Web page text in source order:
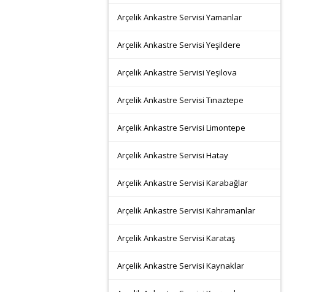
Arçelik Ankastre Servisi Yamanlar
Arçelik Ankastre Servisi Yeşildere
Arçelik Ankastre Servisi Yeşilova
Arçelik Ankastre Servisi Tınaztepe
Arçelik Ankastre Servisi Limontepe
Arçelik Ankastre Servisi Hatay
Arçelik Ankastre Servisi Karabağlar
Arçelik Ankastre Servisi Kahramanlar
Arçelik Ankastre Servisi Karataş
Arçelik Ankastre Servisi Kaynaklar